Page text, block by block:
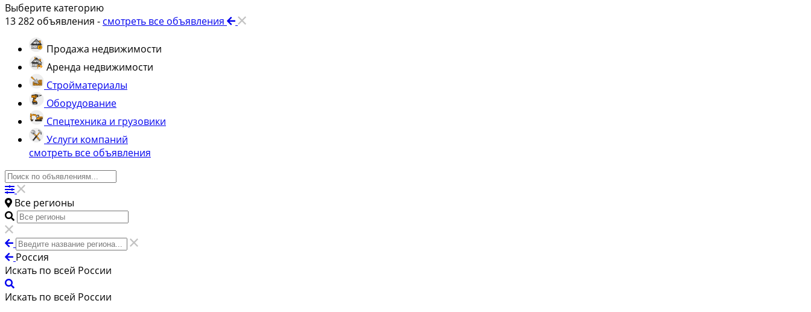
Выберите категорию
13 282 объявления - смотреть все объявления
Продажа недвижимости
Аренда недвижимости
Стройматериалы
Оборудование
Спецтехника и грузовики
Услуги компаний
смотреть все объявления
Все регионы
Россия
Искать по всей России
Искать по всей России